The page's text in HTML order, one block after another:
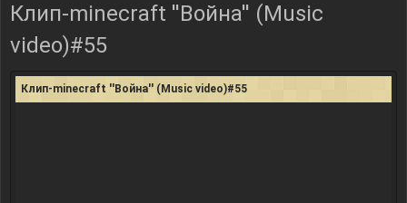
Клип-minecraft ''Война'' (Music
video)#55
Клип-minecraft ''Война'' (Music video)#55